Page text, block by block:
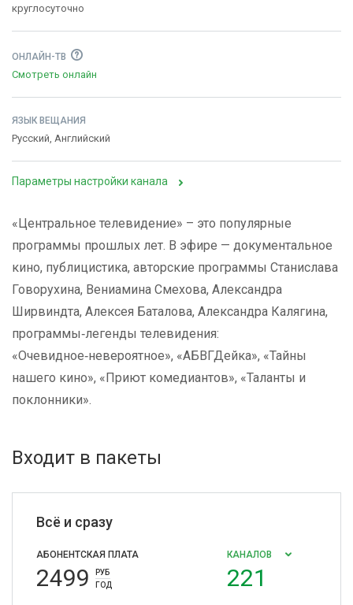
круглосуточно
ОНЛАЙН-ТВ
Смотреть онлайн
ЯЗЫК ВЕЩАНИЯ
Русский, Английский
Параметры настройки канала
«Центральное телевидение» – это популярные
программы прошлых лет. В эфире — документальное
кино, публицистика, авторские программы Станислава
Говорухина, Вениамина Смехова, Александра
Ширвиндта, Алексея Баталова, Александра Калягина,
программы‑легенды телевидения:
«Очевидное‑невероятное», «АБВГДейка», «Тайны
нашего кино», «Приют комедиантов», «Таланты и
поклонники».
Входит в пакеты
Всё и сразу
АБОНЕНТСКАЯ ПЛАТА
2499
РУБ
ГОД
КАНАЛОВ
221